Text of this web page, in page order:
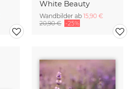
White Beauty
Wandbilder ab 15,90 €
20,90 € -25%